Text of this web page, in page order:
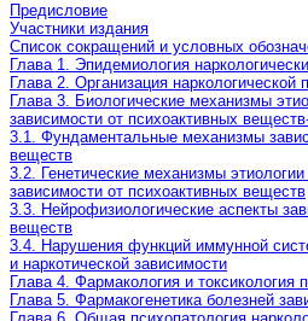
Предисловие
Участники издания
Список сокращений и условных
Глава 1. Эпидемиология
Глава 2. Организация наркологической
Глава 3. Биологические механизмы
зависимости от психоактивных веществ
3.1. Фундаментальные механизмы
веществ
3.2. Генетические механизмы
зависимости от психоактивных веществ
3.3. Нейрофизиологические аспекты
веществ
3.4. Нарушения функций иммунной
и наркотической зависимости
Глава 4. Фармакология и токсикология
Глава 5. Фармакогенетика болезней